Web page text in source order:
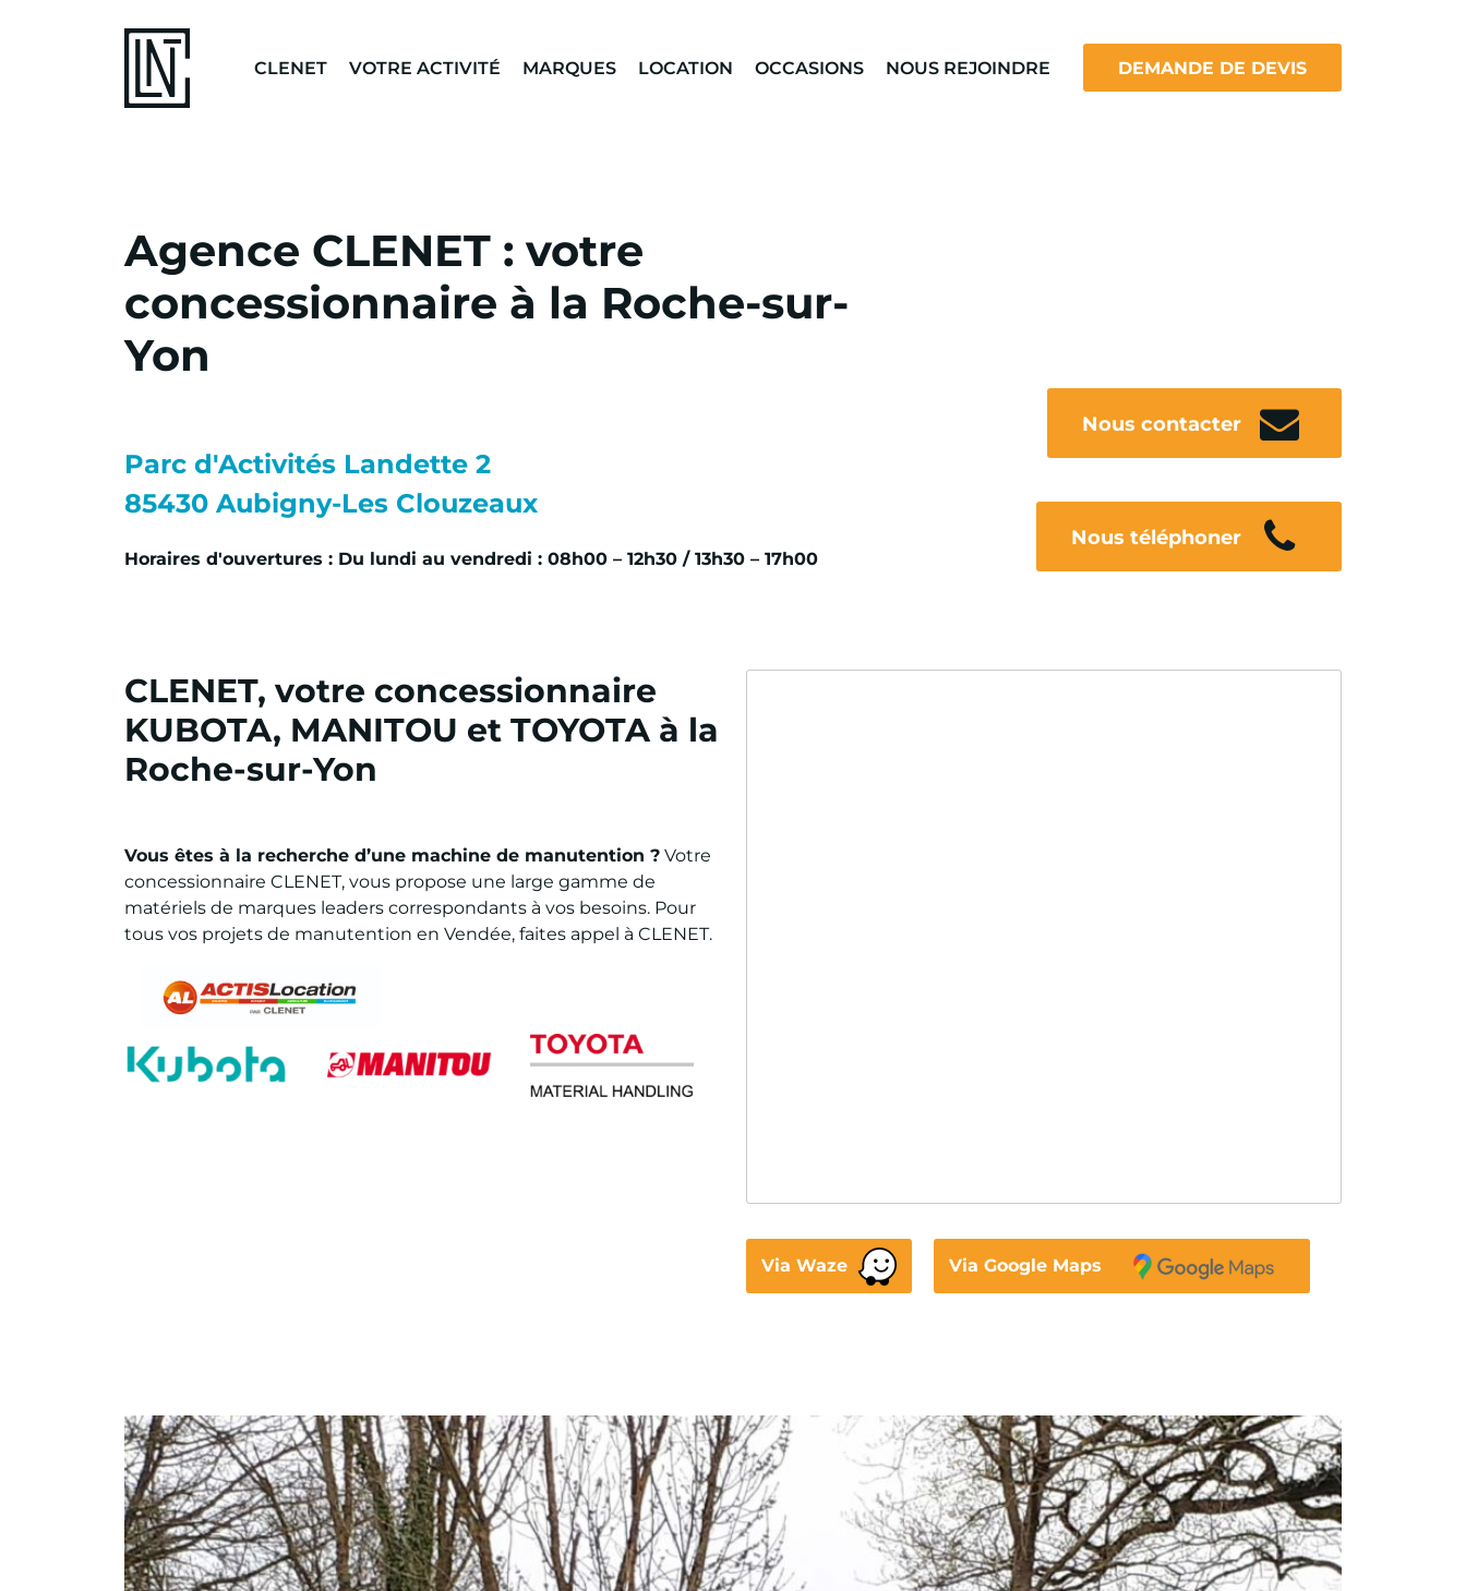
CLENET VOTRE ACTIVITÉ MARQUES LOCATION OCCASIONS NOUS REJOINDRE DEMANDE DE DEVIS
Agence CLENET : votre
concessionnaire à la Roche-sur-
Yon
Parc d'Activités Landette 2
85430 Aubigny-Les Clouzeaux
Horaires d'ouvertures : Du lundi au vendredi : 08h00 – 12h30 / 13h30 – 17h00
Nous contacter
Nous téléphoner
CLENET, votre concessionnaire
KUBOTA, MANITOU et TOYOTA à la
Roche-sur-Yon
Vous êtes à la recherche d’une machine de manutention ?Votre
concessionnaire CLENET, vous propose une large gamme de
matériels de marques leaders correspondants à vos besoins. Pour
tous vos projets de manutention en Vendée, faites appel à CLENET.
Via Waze Via Google Maps